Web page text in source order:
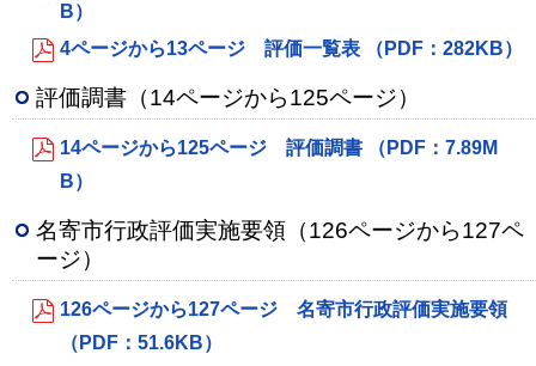
B）
4ページから13ページ 評価一覧表 （PDF：282KB）
評価調書（14ページから125ページ）
14ページから125ページ 評価調書 （PDF：7.89M
B）
名寄市行政評価実施要領（126ページから127ペ
ージ）
126ページから127ページ 名寄市行政評価実施要領
（PDF：51.6KB）